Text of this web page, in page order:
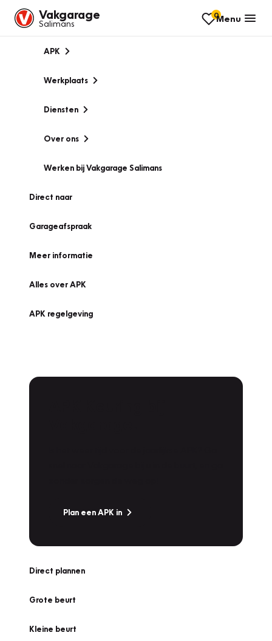
Vakgarage
Salimans
0Menu
APK
Werkplaats
Diensten
Over ons
Werken bij Vakgarage Salimans
Direct naar
Garageafspraak
Meer informatie
Alles over APK
APK regelgeving
Plan een APK in
Direct plannen
Grote beurt
Kleine beurt